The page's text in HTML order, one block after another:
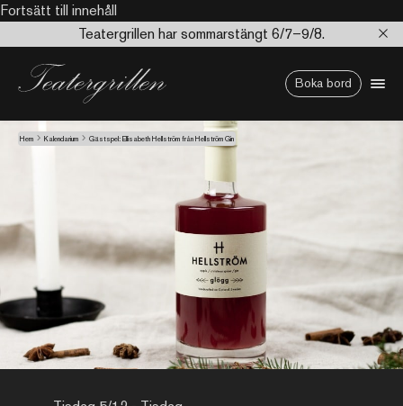
Fortsätt till innehåll
Teatergrillen har sommarstängt 6/7–9/8.
Boka bord
Hem Kalendarium Gästspel: Ellisabeth Hellström från Hellström Gin